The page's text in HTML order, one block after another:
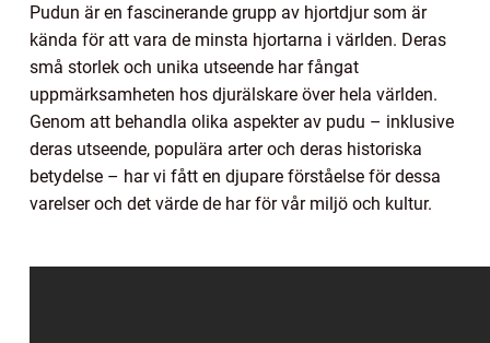
Pudun är en fascinerande grupp av hjortdjur som är
kända för att vara de minsta hjortarna i världen. Deras
små storlek och unika utseende har fångat
uppmärksamheten hos djurälskare över hela världen.
Genom att behandla olika aspekter av pudu – inklusive
deras utseende, populära arter och deras historiska
betydelse – har vi fått en djupare förståelse för dessa
varelser och det värde de har för vår miljö och kultur.